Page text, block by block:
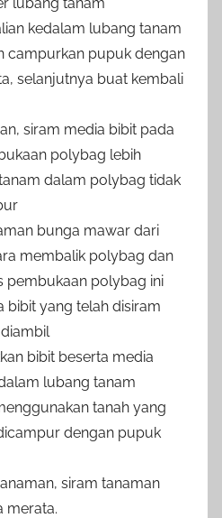
kedalam lubang tanam
campurkan pupuk dengan
selanjutnya buat kembali
siram media bibit pada
polybag lebih
dalam polybag tidak
bunga mawar dari
membalik polybag dan
pembukaan polybag ini
bibit yang telah disiram
bibit beserta media
lubang tanam
tanah yang
dengan pupuk
siram tanaman
merata.